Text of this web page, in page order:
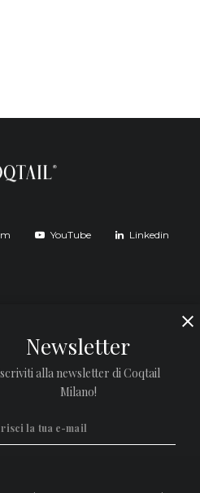
YouTube Linkedin
Newsletter
alla newsletter di Coqtail
Milano!